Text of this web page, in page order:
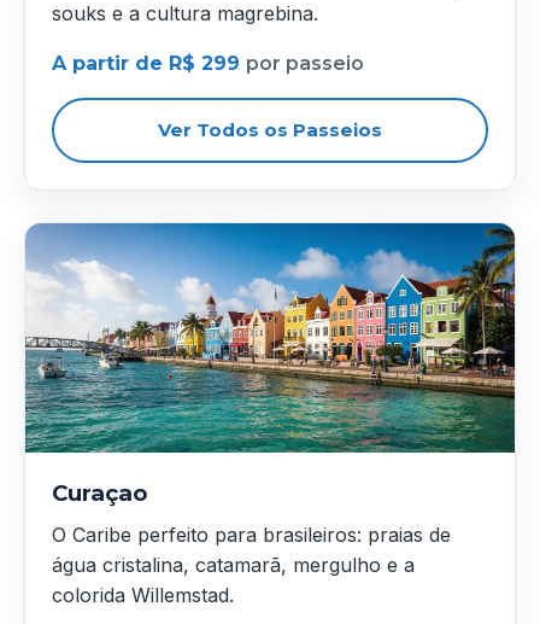
souks e a cultura magrebina.
A partir de R$ 299 por passeio
Ver Todos os Passeios
Curaçao
O Caribe perfeito para brasileiros: praias de
água cristalina, catamarã, mergulho e a
colorida Willemstad.